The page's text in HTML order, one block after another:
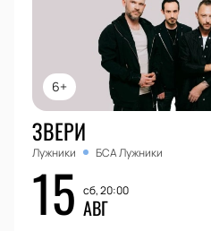
6+
ЗВЕРИ
Лужники БСА Лужники
15 сб, 20:00
АВГ